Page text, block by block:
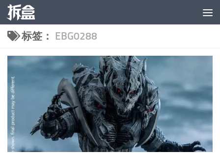
跳至内容
标签： EBG0288